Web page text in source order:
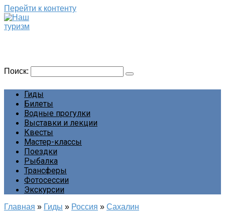
Перейти к контенту
Поиск:
Гиды
Билеты
Водные прогулки
Выставки и лекции
Квесты
Мастер-классы
Поездки
Рыбалка
Трансферы
Фотосессии
Экскурсии
Главная » Гиды » Россия » Сахалин